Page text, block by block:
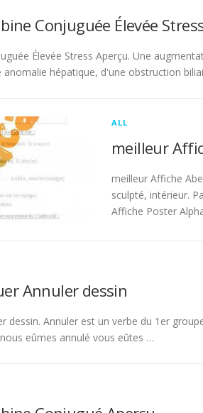
Conjuguée Élevée
Élevée Stress Aperçu. Une
anomalie hépatique, d'une obstruction
ALL
meilleur
meilleur Affiche
sculpté, intérieur.
Affiche Poster
Annuler dessin
dessin. Annuler est un verbe du 1er
eûmes annulé vous eûtes …